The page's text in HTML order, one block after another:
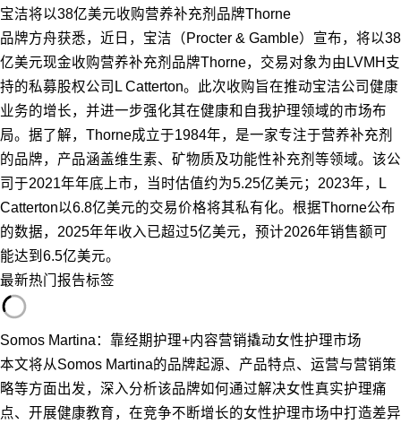
宝洁将以38亿美元收购营养补充剂品牌Thorne
品牌方舟获悉，近日，宝洁（Procter & Gamble）宣布，将以38
亿美元现金收购营养补充剂品牌Thorne，交易对象为由LVMH支
持的私募股权公司L Catterton。此次收购旨在推动宝洁公司健康
业务的增长，并进一步强化其在健康和自我护理领域的市场布
局。据了解，Thorne成立于1984年，是一家专注于营养补充剂
的品牌，产品涵盖维生素、矿物质及功能性补充剂等领域。该公
司于2021年年底上市，当时估值约为5.25亿美元；2023年，L
Catterton以6.8亿美元的交易价格将其私有化。根据Thorne公布
的数据，2025年年收入已超过5亿美元，预计2026年销售额可
能达到6.5亿美元。
最新热门 报告标签
Somos Martina：靠经期护理+内容营销撬动女性护理市场
本文将从Somos Martina的品牌起源、产品特点、运营与营销策
略等方面出发，深入分析该品牌如何通过解决女性真实护理痛
点、开展健康教育，在竞争不断增长的女性护理市场中打造差异